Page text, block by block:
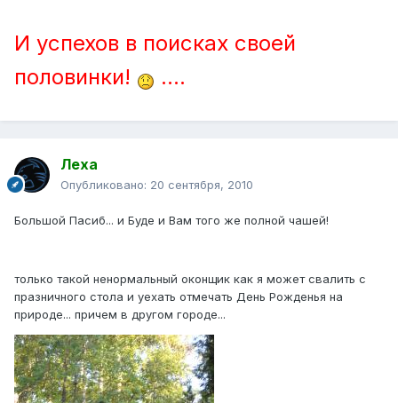
И успехов в поисках своей
половинки!
....
Леха
Опубликовано: 20 сентября, 2010
Большой Пасиб... и Буде и Вам того же полной чашей!
только такой ненормальный оконщик как я может свалить с
празничного стола и уехать отмечать День Рожденья на
природе... причем в другом городе...